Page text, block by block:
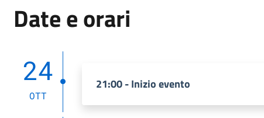
Date e orari
24
OTT
21:00 - Inizio evento